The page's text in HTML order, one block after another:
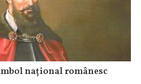
național românesc